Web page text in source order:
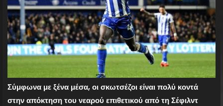
Σύμφωνα με ξένα μέσα, οι σκωτσέζοι είναι πολύ κοντά
στην απόκτηση του νεαρού επιθετικού από τη Σέφιλντ